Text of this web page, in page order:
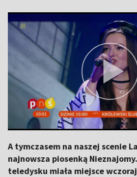
A tymczasem na naszej scenie
najnowsza piosenką
teledysku miała miejsce